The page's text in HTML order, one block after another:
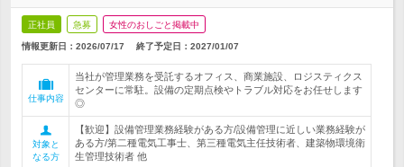
正社員 急募 女性のおしごと掲載中
情報更新日：2026/07/17 終了予定日： 2027/01/07
仕事内容
当社が管理業務を受託するオフィス、商業施設、ロジスティクス
センターに常駐。設備の定期点検やトラブル対応をお任せします
◎
対象と
なる方
【歓迎】設備管理業務経験がある方/設備管理に近しい業務経験が
ある方/第二種電気工事士、第三種電気主任技術者、建築物環境衛
生管理技術者 他